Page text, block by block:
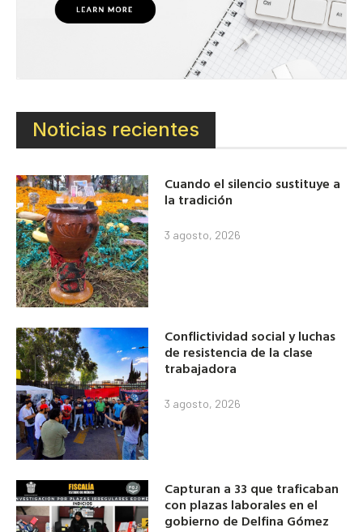
Noticias recientes
Cuando el silencio sustituye a
la tradición
3 agosto, 2026
Conflictividad social y luchas
de resistencia de la clase
trabajadora
3 agosto, 2026
Capturan a 33 que traficaban
con plazas laborales en el
gobierno de Delfina Gómez